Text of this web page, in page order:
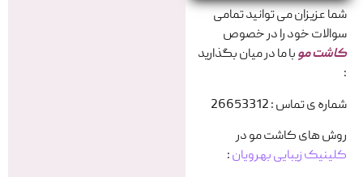
شما عزیزان می توانید تمامی
سوالات خود را در خصوص
کاشت موبا ما در میان بگذارید
:
شماره ی تماس : 26653312
روش های کاشت مو در
کلینیک زیبایی بهرویان: